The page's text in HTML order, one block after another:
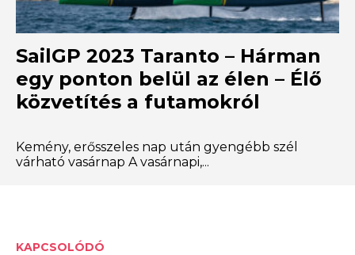
SailGP 2023 Taranto – Hárman
egy ponton belül az élen – Élő
közvetítés a futamokról
Kemény, erősszeles nap után gyengébb szél
várható vasárnap A vasárnapi,...
KAPCSOLÓDÓ